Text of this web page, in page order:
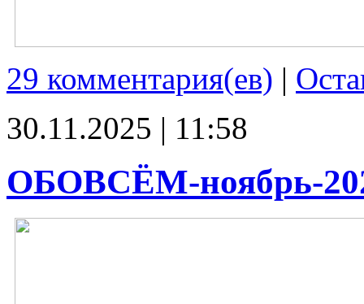
29 комментария(ев) |
30.11.2025 | 11:58
ОБОВСЁМ-ноябрь-